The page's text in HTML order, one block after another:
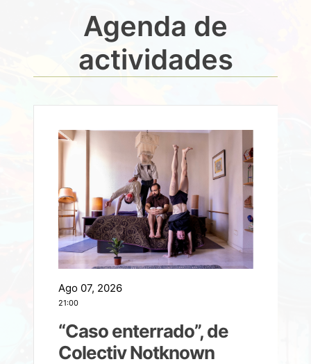
Agenda de
actividades
Ago 07, 2026
21:00
“Caso enterrado”, de
Colectiv Notknown